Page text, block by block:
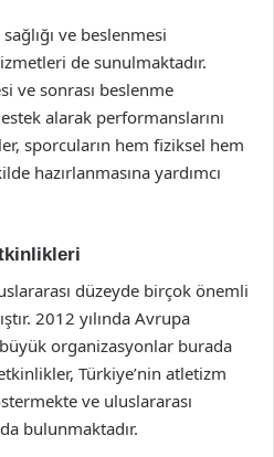
ve beslenmesi
de sunulmaktadır.
ve sonrası beslenme
alarak performanslarını
sporcuların hem fiziksel hem
hazırlanmasına yardımcı
düzeyde birçok önemli
2012 yılında Avrupa
organizasyonlar burada
Türkiye’nin atletizm
ve uluslararası
bulunmaktadır.